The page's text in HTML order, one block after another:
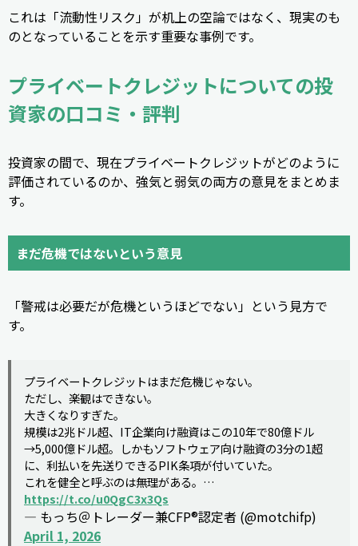
これは「流動性リスク」が机上の空論ではなく、現実のも
のとなっていることを示す重要な事例です。
プライベートクレジットについての投
資家の口コミ・評判
投資家の間で、現在プライベートクレジットがどのように
評価されているのか、強気と弱気の両方の意見をまとめま
す。
まだ危機ではないという意見
「警戒は必要だが危機というほどでない」という見方で
す。
プライベートクレジットはまだ危機じゃない。
ただし、楽観はできない。
大きくなりすぎた。
規模は2兆ドル超、IT企業向け融資はこの10年で80億ドル
→5,000億ドル超。しかもソフトウェア向け融資の3分の1超
に、利払いを先送りできるPIK条項が付いていた。
これを健全と呼ぶのは無理がある。…
https://t.co/u0QgC3x3Qs
— もっち＠トレーダー兼CFP®認定者 (@motchifp)
April 1, 2026